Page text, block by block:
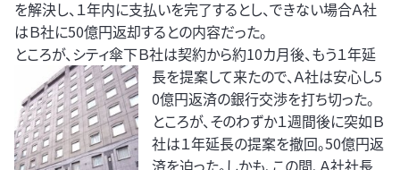
を解決し、１年内に支払いを完了するとし、できない場合Ａ社
はＢ社に50億円返却するとの内容だった。
ところが、シティ傘下Ｂ社は契約から約10カ月後、もう１年延
長を提案して来たので、Ａ社は安心し5
0億円返済の銀行交渉を打ち切った。
ところが、そのわずか１週間後に突如Ｂ
社は１年延長の提案を撤回。50億円返